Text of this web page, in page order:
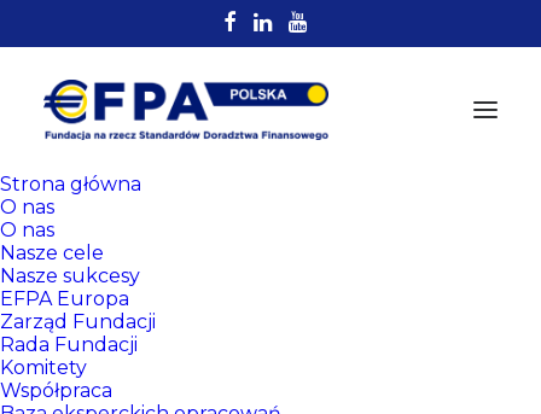
Strona główna
O nas
O nas
Nasze cele
Nasze sukcesy
EFPA Europa
Zarząd Fundacji
Rada Fundacji
Komitety
Współpraca
Rejestr